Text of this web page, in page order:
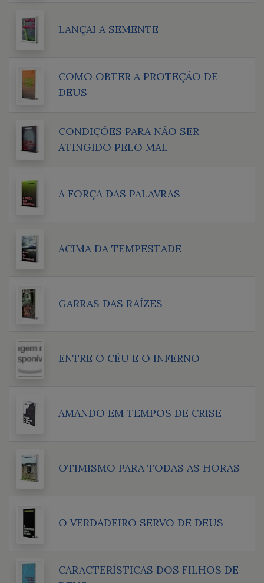
LANÇAI A SEMENTE
COMO OBTER A PROTEÇÃO DE
DEUS
CONDIÇÕES PARA NÃO SER
ATINGIDO PELO MAL
A FORÇA DAS PALAVRAS
ACIMA DA TEMPESTADE
GARRAS DAS RAÍZES
ENTRE O CÉU E O INFERNO
AMANDO EM TEMPOS DE CRISE
OTIMISMO PARA TODAS AS HORAS
O VERDADEIRO SERVO DE DEUS
CARACTERÍSTICAS DOS FILHOS DE